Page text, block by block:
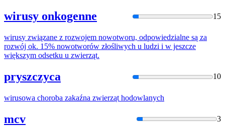
wirusy onkogenne 15
wirusy związane z rozwojem nowotworu, odpowiedzialne są za
rozwój ok. 15% nowotworów złośliwych u ludzi i w jeszcze
większym odsetku u zwierząt.
pryszczyca 10
wirusowa choroba zakaźna zwierząt hodowlanych
mcv 3